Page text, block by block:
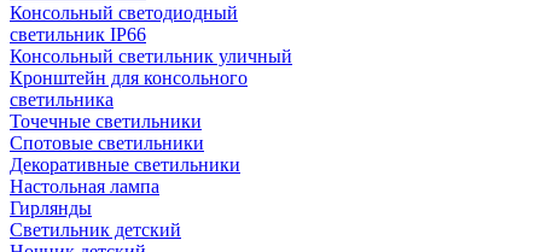
Консольный светодиодный
светильник IP66
Консольный светильник уличный
Кронштейн для консольного
светильника
Точечные светильники
Спотовые светильники
Декоративные светильники
Настольная лампа
Гирлянды
Светильник детский